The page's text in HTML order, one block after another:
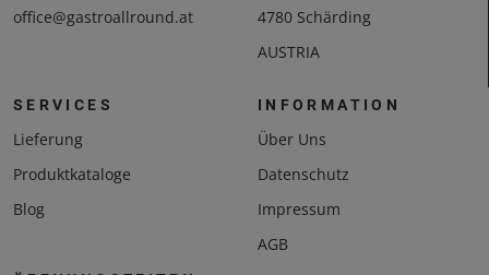
office@gastroallround.at
4780 Schärding
AUSTRIA
SERVICES
Lieferung
Produktkataloge
Blog
INFORMATION
Über Uns
Datenschutz
Impressum
AGB